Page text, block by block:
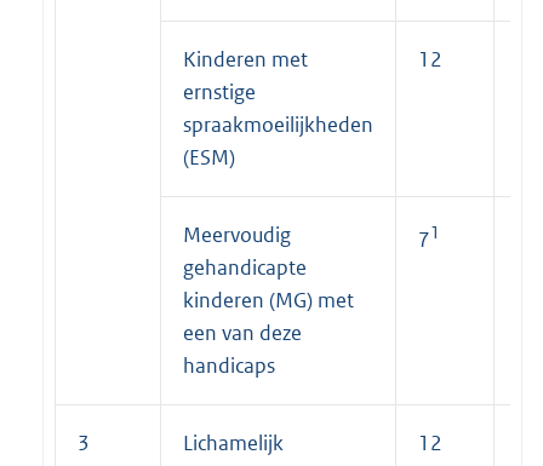
Kinderen met
ernstige
spraakmoeilijkheden
(ESM)
12
Meervoudig
gehandicapte
kinderen (MG) met
een van deze
handicaps
71
3
Lichamelijk
12